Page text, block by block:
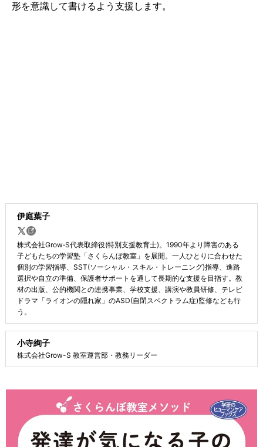
形を意識して書けるよう支援します。
伊庭葉子
株式会社Grow‐S代表取締役(特別支援教育士)。1990年より障害のある
子どもたちの学習塾「さくらんぼ教室」を展開。一人ひとりに合わせた
個別の学習指導、SST(ソーシャル・スキル・トレーニング)指導、進路
選択や自立の準備、保護者サポートを通して長期的な支援を目指す。教
材の出版、公的機関との連携事業、学校支援、講演や教員研修、テレビ
ドラマ「ライオンの隠れ家」のASD(自閉スペクトラム症)監修なども行
う。
小寺絢子
株式会社Grow-S 教室運営部・教務リーダー